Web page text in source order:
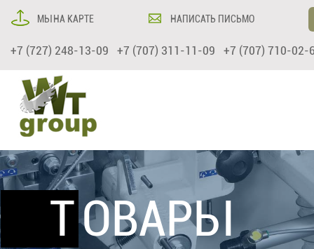
МЫ НА КАРТЕ НАПИСАТЬ ПИСЬМО
+7 (727) 248-13-09 +7 (707) 311-11-09 +7 (707) 710-02-
ТОВАРЫ